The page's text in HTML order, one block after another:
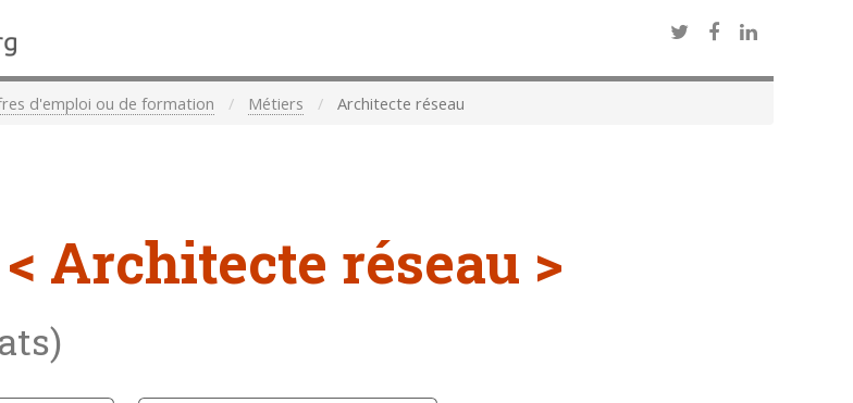
d'emploi ou de formation Métiers Architecte réseau
< Architecte réseau >